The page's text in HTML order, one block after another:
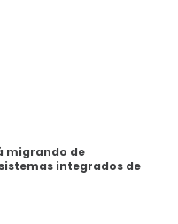
migrando de
integrados de